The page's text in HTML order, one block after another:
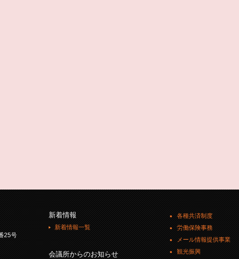
25号
新着情報
新着情報一覧
会議所からのお知らせ
各種共済制度
労働保険事務
メール情報提供事業
観光振興